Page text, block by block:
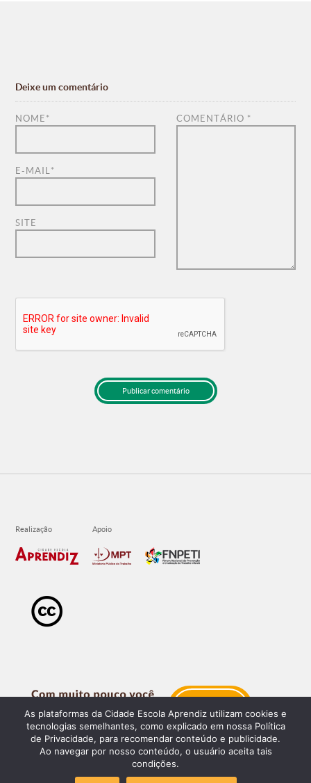
Deixe um comentário
COMENTÁRIO *
NOME *
E-MAIL *
SITE
As plataformas da Cidade Escola Aprendiz utilizam cookies e
tecnologias semelhantes, como explicado em nossa Política
de Privacidade, para recomendar conteúdo e publicidade.
Ao navegar por nosso conteúdo, o usuário aceita tais
condições.